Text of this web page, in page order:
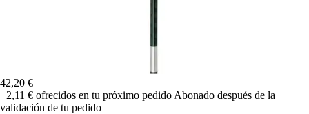
42,20 €
+2,11 € ofrecidos en tu próximo pedido Abonado después de la
validación de tu pedido